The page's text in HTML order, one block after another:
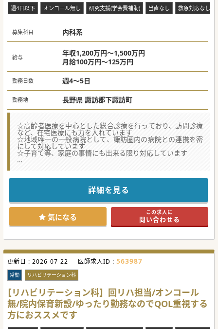
週4日以下 オンコール無し 研究支援(学会費補助) 当直なし 救急対応なし
募集科目 内科系
給与
年収1,200万円～1,500万円
月給100万円～125万円
勤務日数 週4～5日
勤務地 長野県 諏訪郡下諏訪町
☆高齢者医療を中心とした総合診療を行っており、訪問診療
など、在宅医療にも力を入れています
☆地域唯一の一般病院として、諏訪圏内の病院との連携を密
にして対応しています
☆子育て等、家庭の事情にも出来る限り対応しています
内科系の医師を増員し体制強化を図りたいというご意向で
県外からお越しの医師も活躍していますので地域医療にご興
味ある方はお気軽にお問い合わせください！
#秋入職可
詳細を見る
気になる この求人に
問い合わせる
更新日 : 2026-07-22 医師求人ID : 563987
常勤 リハビリテーション科
【リハビリテーション科】回リハ担当/オンコール
無/院内保育新設/ゆったり勤務なのでQOL重視する
方におススメです